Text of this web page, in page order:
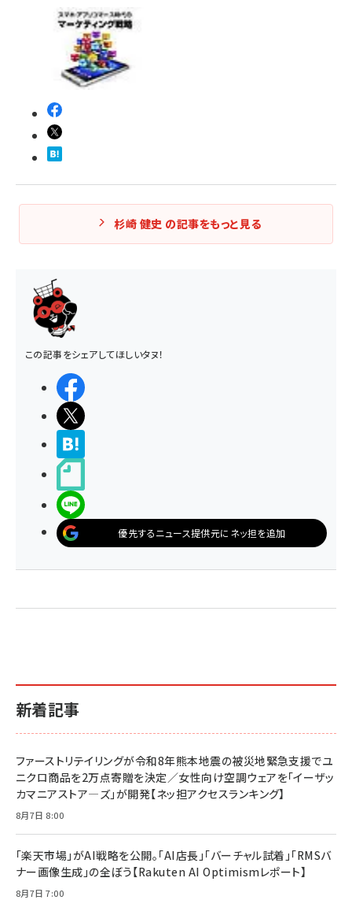
杉崎 健史 の記事をもっと見る
この記事をシェアしてほしいタヌ！
優先するニュース提供元にネッ担を追加
新着記事
ファーストリテイリングが令和8年熊本地震の被災地緊急支援でユ
ニクロ商品を2万点寄贈を決定／女性向け空調ウェアを「イーザッ
カマニアストア―ズ」が開発【ネッ担アクセスランキング】
8月7日 8:00
「楽天市場」がAI戦略を公開。「AI店長」「バーチャル試着」「RMSバ
ナー画像生成」の全ぼう【Rakuten AI Optimismレポート】
8月7日 7:00